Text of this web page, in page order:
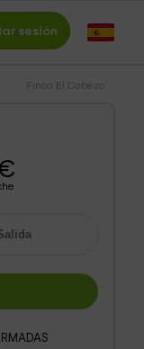
sesión
Finca El Cabezo